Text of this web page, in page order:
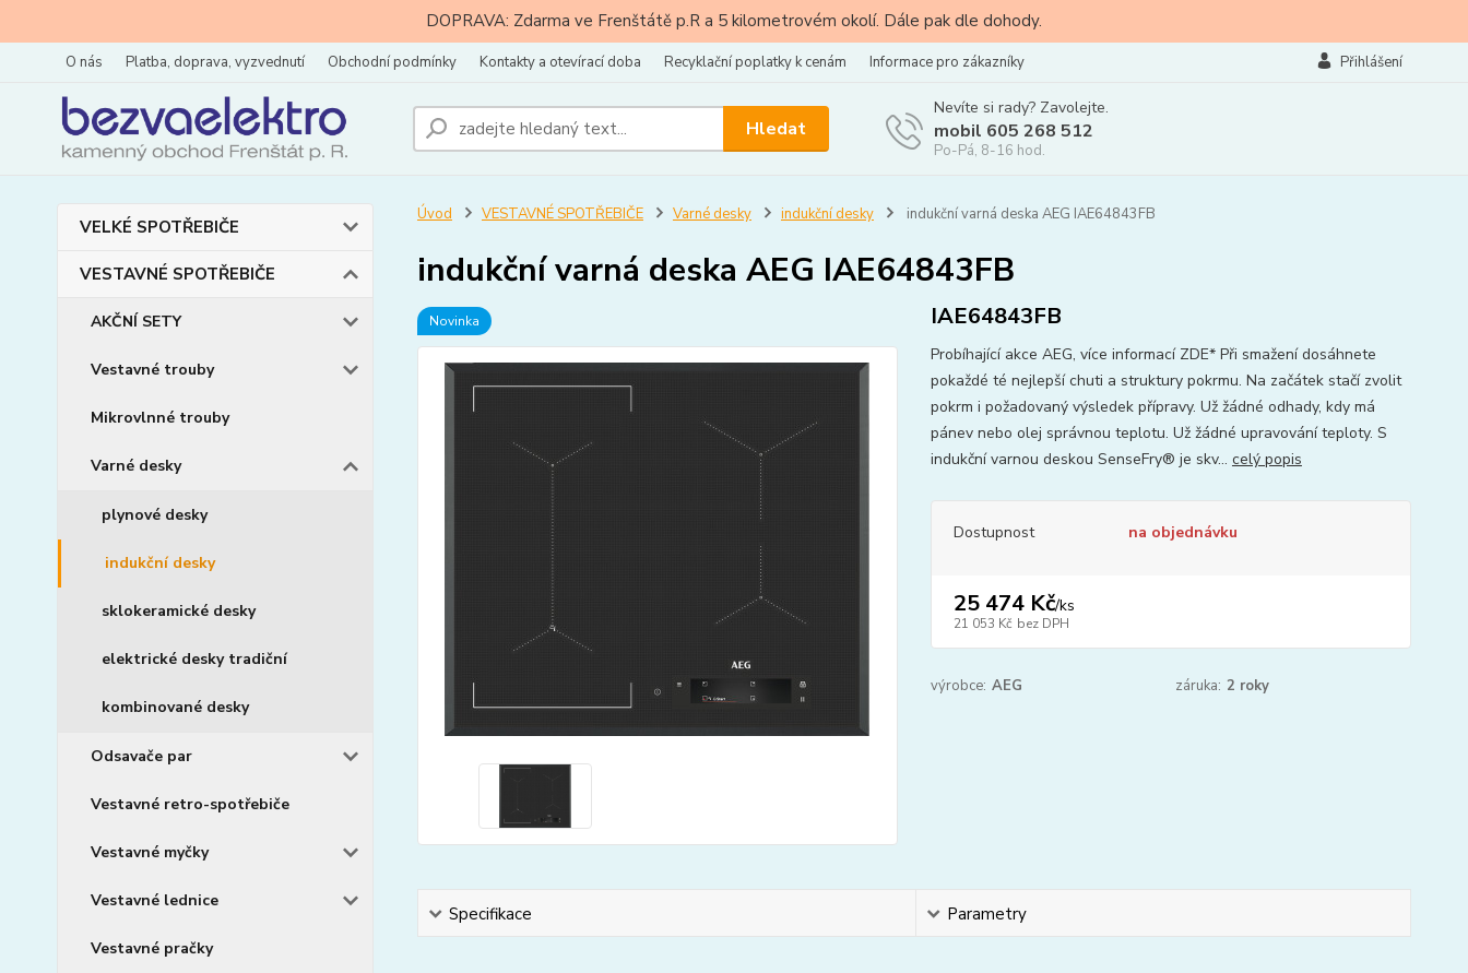
DOPRAVA: Zdarma ve Frenštátě p.R a 5 kilometrovém okolí. Dále pak dle dohody.
O nás Platba, doprava, vyzvednutí Obchodní podmínky Kontakty a otevírací doba Recyklační poplatky k cenám Informace pro zákazníky Přihlášení
Hledat
Nevíte si rady? Zavolejte.
mobil 605 268 512
Po-Pá, 8-16 hod.
VELKÉ SPOTŘEBIČE
VESTAVNÉ SPOTŘEBIČE
AKČNÍ SETY
Vestavné trouby
Mikrovlnné trouby
Varné desky
plynové desky
indukční desky
sklokeramické desky
elektrické desky tradiční
kombinované desky
Odsavače par
Vestavné retro-spotřebiče
Vestavné myčky
Vestavné lednice
Vestavné pračky
Úvod VESTAVNÉ SPOTŘEBIČE Varné desky indukční desky indukční varná deska AEG IAE64843FB
indukční varná deska AEG IAE64843FB
Novinka IAE64843FB
Probíhající akce AEG, více informací ZDE* Při smažení dosáhnete
pokaždé té nejlepší chuti a struktury pokrmu. Na začátek stačí zvolit
pokrm i požadovaný výsledek přípravy. Už žádné odhady, kdy má
pánev nebo olej správnou teplotu. Už žádné upravování teploty. S
indukční varnou deskou SenseFry® je skv... celý popis
Dostupnost na objednávku
25 474 Kč/ks
21 053 Kč bez DPH
výrobce: AEG záruka: 2 roky
Specifikace Parametry